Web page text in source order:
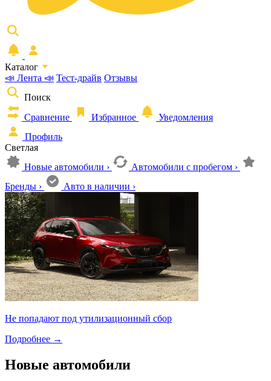
Каталог
📣 Лента 📣 Тест-драйв Отзывы
Поиск
Сравнение
Избранное
Уведомления
Профиль
Светлая
Новые автомобили › Автомобили с пробегом ›
Бренды › Авто в наличии ›
Не попадают под утилизационный сбор
Подробнее →
Новые автомобили